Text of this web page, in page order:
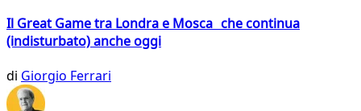
Il Great Game tra Londra e Mosca che continua
(indisturbato) anche oggi
di Giorgio Ferrari